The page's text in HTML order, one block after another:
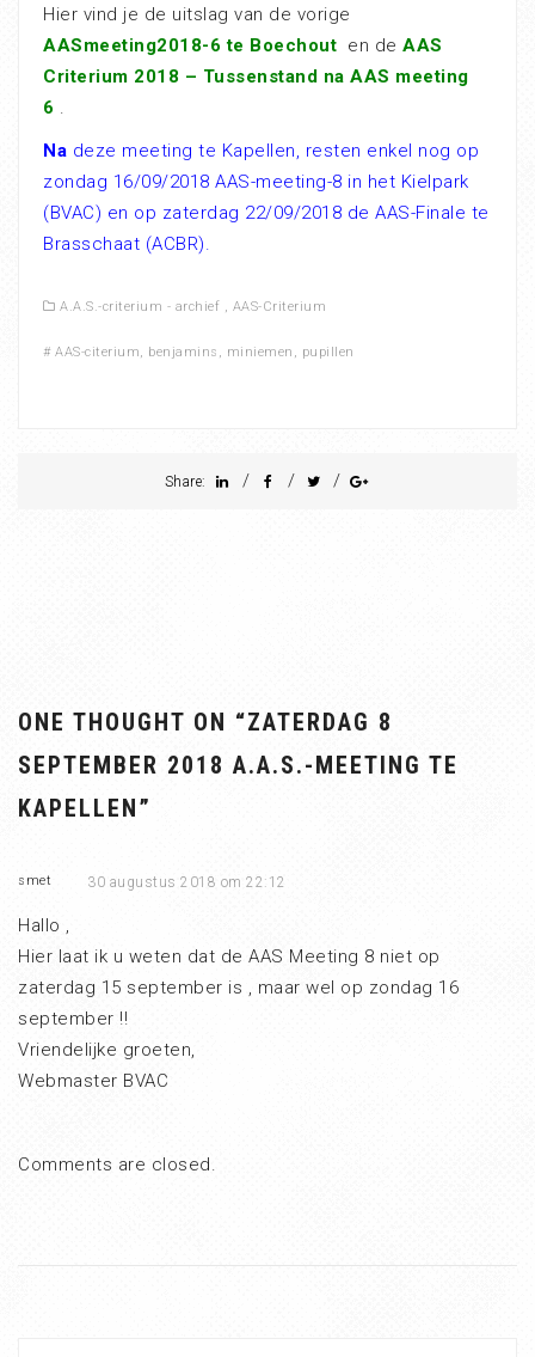
Hier vind je de uitslag van de vorige
AASmeeting2018-6 te Boechout en de AAS
Criterium 2018 – Tussenstand na AAS meeting
6
Na deze meeting te Kapellen, resten enkel nog op
zondag 16/09/2018 AAS-meeting-8 in het Kielpark
(BVAC) en op zaterdag 22/09/2018 de AAS-Finale te
Brasschaat (ACBR).
A.A.S.-criterium - archief AAS-Criterium
# AAS-citerium benjamins miniemen pupillen
Share: / / /
ONE THOUGHT ON “ZATERDAG 8
SEPTEMBER 2018 A.A.S.-MEETING TE
KAPELLEN”
smet 30 augustus 2018 om 22:12
Hallo ,
Hier laat ik u weten dat de AAS Meeting 8 niet op
zaterdag 15 september is , maar wel op zondag 16
september !!
Vriendelijke groeten,
Webmaster BVAC
Comments are closed.